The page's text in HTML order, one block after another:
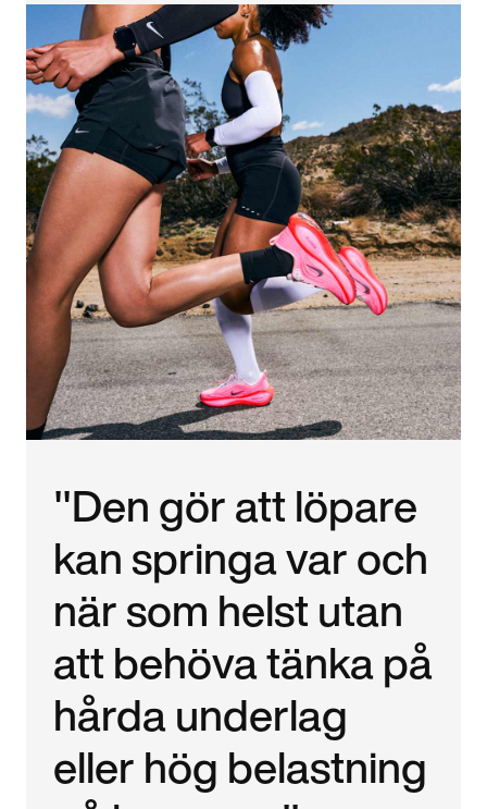
"Den gör att löpare
kan springa var och
när som helst utan
att behöva tänka på
hårda underlag
eller hög belastning